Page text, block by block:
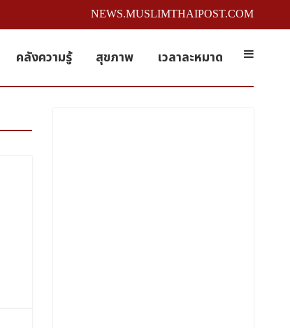
NEWS.MUSLIMTHAIPOST.COM
คลังความรู้ สุขภาพ เวลาละหมาด